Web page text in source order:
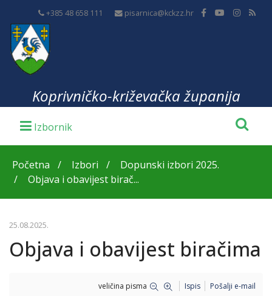
+385 48 658 111 pisarnica@kckzz.hr
Koprivničko-križevačka županija
Početna Izbori
Dopunski izbori 2025.
Objava i obavijest birač...
25.08.2025.
Objava i obavijest biračima
veličina pisma Ispis Pošalji e-mail